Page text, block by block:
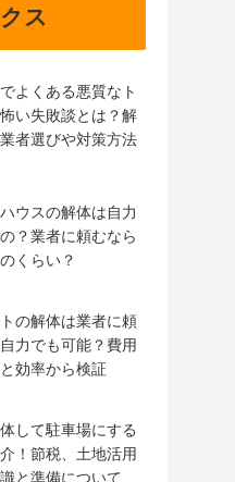
ス
よくある悪質なト
い失敗談とは？解
者選びや対策方法
ウスの解体は自力
？業者に頼むなら
くらい？
の解体は業者に頼
力でも可能？費用
効率から検証
して駐車場にする
！節税、土地活用
と準備について